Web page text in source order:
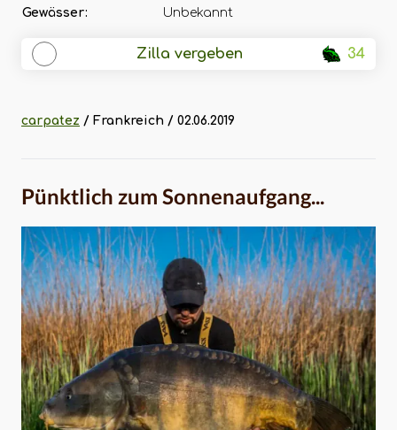
Gewässer:
Unbekannt
Zilla vergeben 34
carpatez / Frankreich / 02.06.2019
Pünktlich zum Sonnenaufgang...